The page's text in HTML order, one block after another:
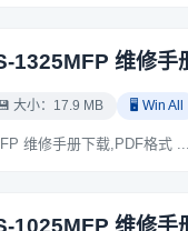
1325MFP 维修手
💾 大小：17.9 MB 🖥️ Win All
维修手册下载,PDF格式
1025MFP 维修手